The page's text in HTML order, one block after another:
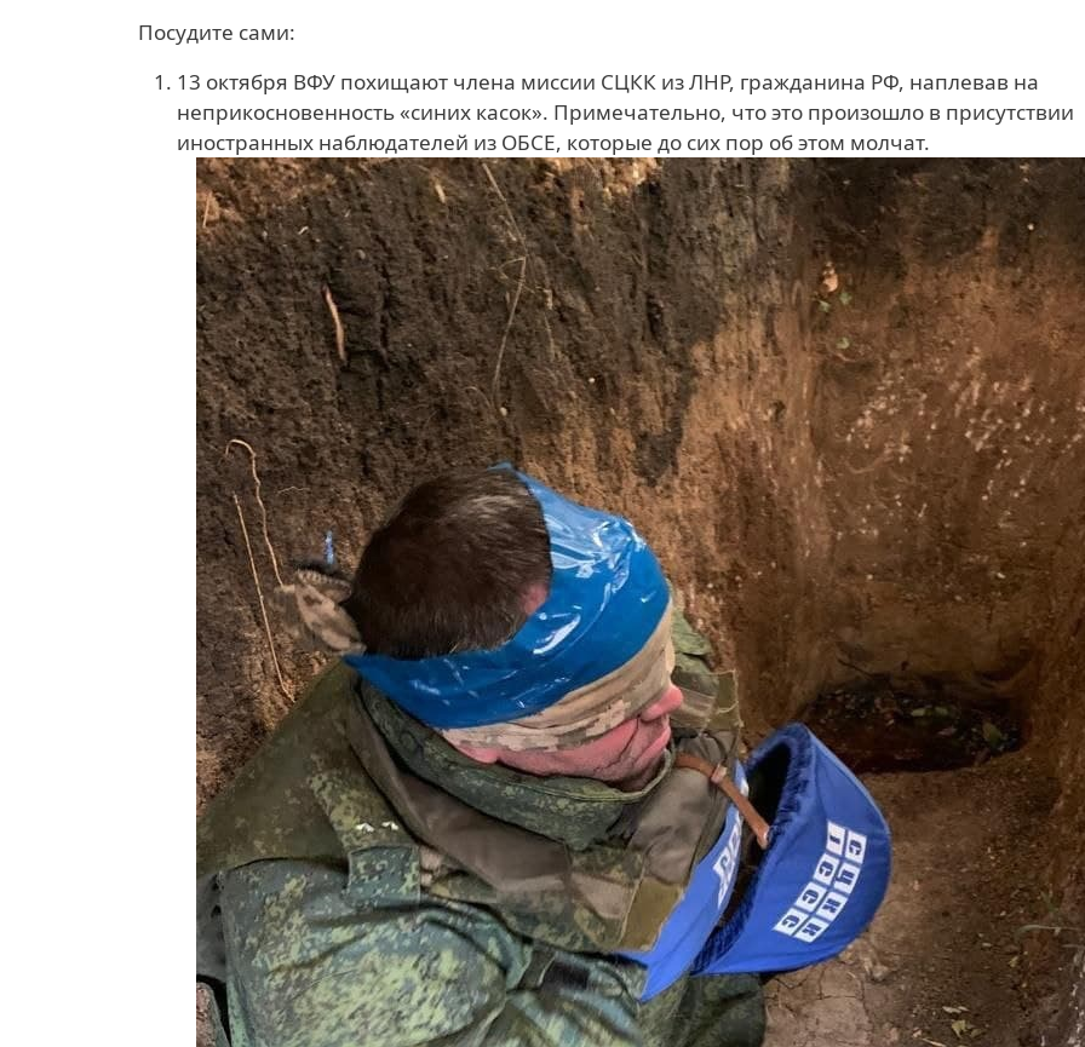
Посудите сами:
13 октября ВФУ похищают члена миссии СЦКК из ЛНР, гражданина РФ, наплевав на
неприкосновенность «синих касок». Примечательно, что это произошло в присутствии
иностранных наблюдателей из ОБСЕ, которые до сих пор об этом молчат.